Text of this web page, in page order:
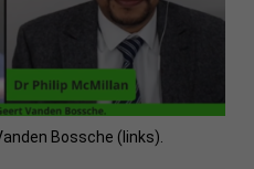
Bossche (links).